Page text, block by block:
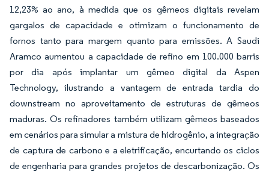
12,23% ao ano, à medida que os gêmeos digitais revelam
gargalos de capacidade e otimizam o funcionamento de
fornos tanto para margem quanto para emissões. A Saudi
Aramco aumentou a capacidade de refino em 100.000 barris
por dia após implantar um gêmeo digital da Aspen
Technology, ilustrando a vantagem de entrada tardia do
downstream no aproveitamento de estruturas de gêmeos
maduras. Os refinadores também utilizam gêmeos baseados
em cenários para simular a mistura de hidrogênio, a integração
de captura de carbono e a eletrificação, encurtando os ciclos
de engenharia para grandes projetos de descarbonização. Os